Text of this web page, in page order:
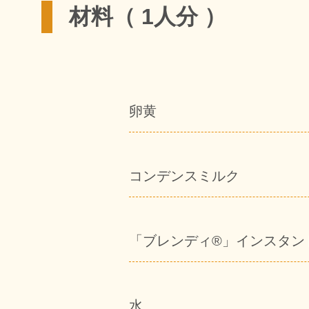
材料（ 1人分 ）
卵黄
コンデンスミルク
「ブレンディ®」インスタ
水